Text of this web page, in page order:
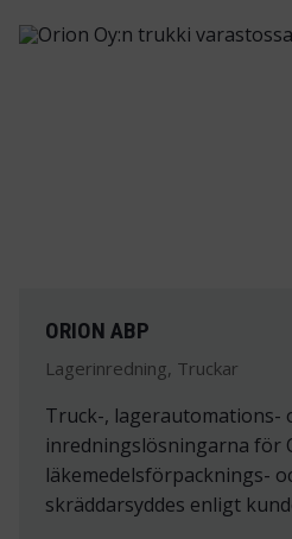
ORION ABP
Lagerinredning, Truckar
Truck-, lagerautomations-
inredningslösningarna för
läkemedelsförpacknings-
skräddarsyddes enligt